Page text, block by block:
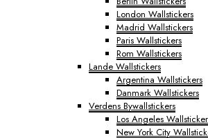
London Wallstickers
Madrid Wallstickers
Paris Wallstickers
Rom Wallstickers
Lande Wallstickers
Argentina Wallstickers
Danmark Wallstickers
Verdens Bywallstickers
Los Angeles
New York City